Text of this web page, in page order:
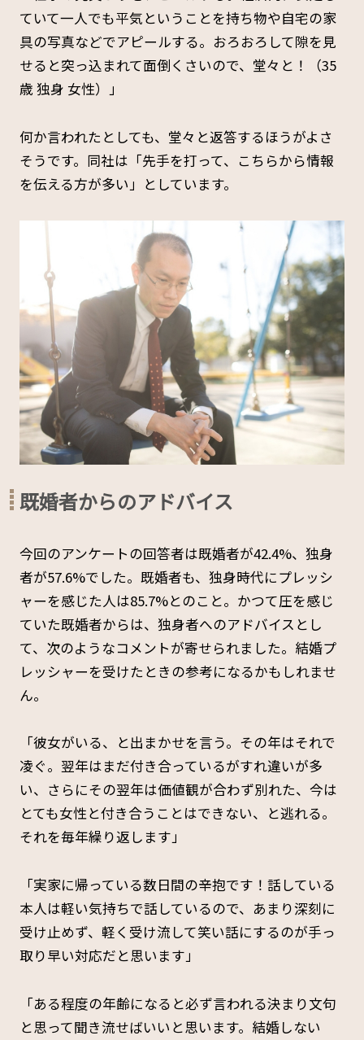
ていて一人でも平気ということを持ち物や自宅の家
具の写真などでアピールする。おろおろして隙を見
せると突っ込まれて面倒くさいので、堂々と！（35
歳 独身 女性）」
何か言われたとしても、堂々と返答するほうがよさ
そうです。同社は「先手を打って、こちらから情報
を伝える方が多い」としています。
既婚者からのアドバイス
今回のアンケートの回答者は既婚者が42.4%、独身
者が57.6%でした。既婚者も、独身時代にプレッシ
ャーを感じた人は85.7%とのこと。かつて圧を感じ
ていた既婚者からは、独身者へのアドバイスとし
て、次のようなコメントが寄せられました。結婚プ
レッシャーを受けたときの参考になるかもしれませ
ん。
「彼女がいる、と出まかせを言う。その年はそれで
凌ぐ。翌年はまだ付き合っているがすれ違いが多
い、さらにその翌年は価値観が合わず別れた、今は
とても女性と付き合うことはできない、と逃れる。
それを毎年繰り返します」
「実家に帰っている数日間の辛抱です！話している
本人は軽い気持ちで話しているので、あまり深刻に
受け止めず、軽く受け流して笑い話にするのが手っ
取り早い対応だと思います」
「ある程度の年齢になると必ず言われる決まり文句
と思って聞き流せばいいと思います。結婚しない